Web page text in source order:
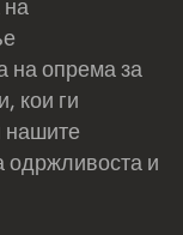
на
на опрема за
кои ги
нашите
одржливоста и